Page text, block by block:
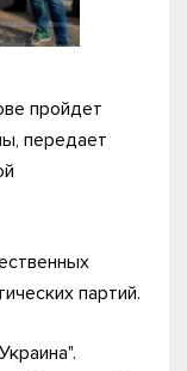
пройдет
передает
партий.